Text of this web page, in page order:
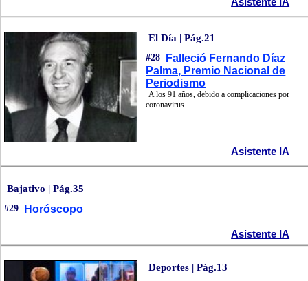
El Día | Pág.21
#28
Falleció Fernando Díaz
Palma, Premio Nacional de
Periodismo
A los 91 años, debido a complicaciones por
coronavirus
Asistente IA
Bajativo | Pág.35
#29 Horóscopo
Asistente IA
Deportes | Pág.13